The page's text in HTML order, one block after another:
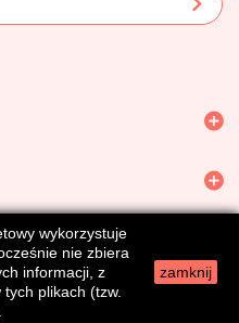
wykorzystuje
nie zbiera
informacji, z
plikach (tzw.
zamknij